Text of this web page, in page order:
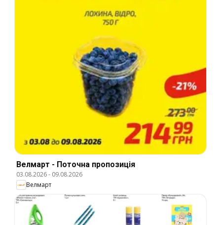
Велмарт - Поточна пропозиція
03.08.2026- 09.08.2026
Велмарт